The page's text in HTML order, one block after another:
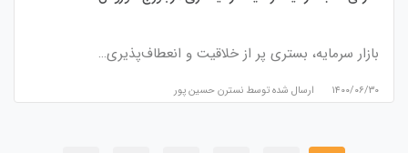
بازار سرمایه، بستری پر از خلاقیت و انعطاف‌پذیری…
۱۴۰۰/۰۶/۳۰ ارسال شده توسط نسترن حسین پور